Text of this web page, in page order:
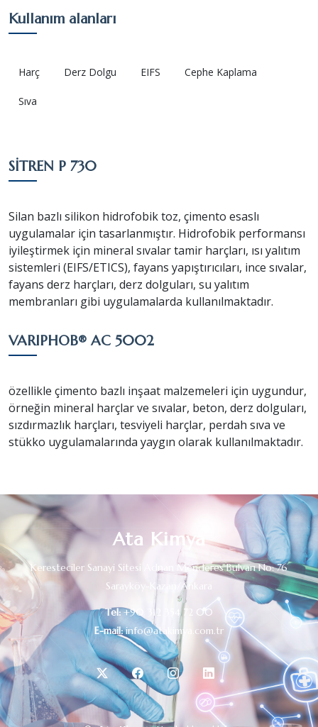
Kullanım alanları
Harç Derz Dolgu EIFS Cephe Kaplama
Sıva
SİTREN P 730
Silan bazlı silikon hidrofobik toz, çimento esaslı
uygulamalar için tasarlanmıştır. Hidrofobik performansı
iyileştirmek için mineral sıvalar tamir harçları, ısı yalıtım
sistemleri (EIFS/ETICS), fayans yapıştırıcıları, ince sıvalar,
fayans derz harçları, derz dolguları, su yalıtım
membranları gibi uygulamalarda kullanılmaktadır.
VARIPHOB® AC 5002
özellikle çimento bazlı inşaat malzemeleri için uygundur,
örneğin mineral harçlar ve sıvalar, beton, derz dolguları,
sızdırmazlık harçları, tesviyeli harçlar, perdah sıva ve
stükko uygulamalarında yaygın olarak kullanılmaktadır.
Ata Kimya
Keresteciler Sanayi Sitesi Adnan Menderes Bulvarı No: 76
Sarayköy-Kazan/Ankara
Tel: +90 312 354 72 00
E-mail: info@atakimya.com.tr